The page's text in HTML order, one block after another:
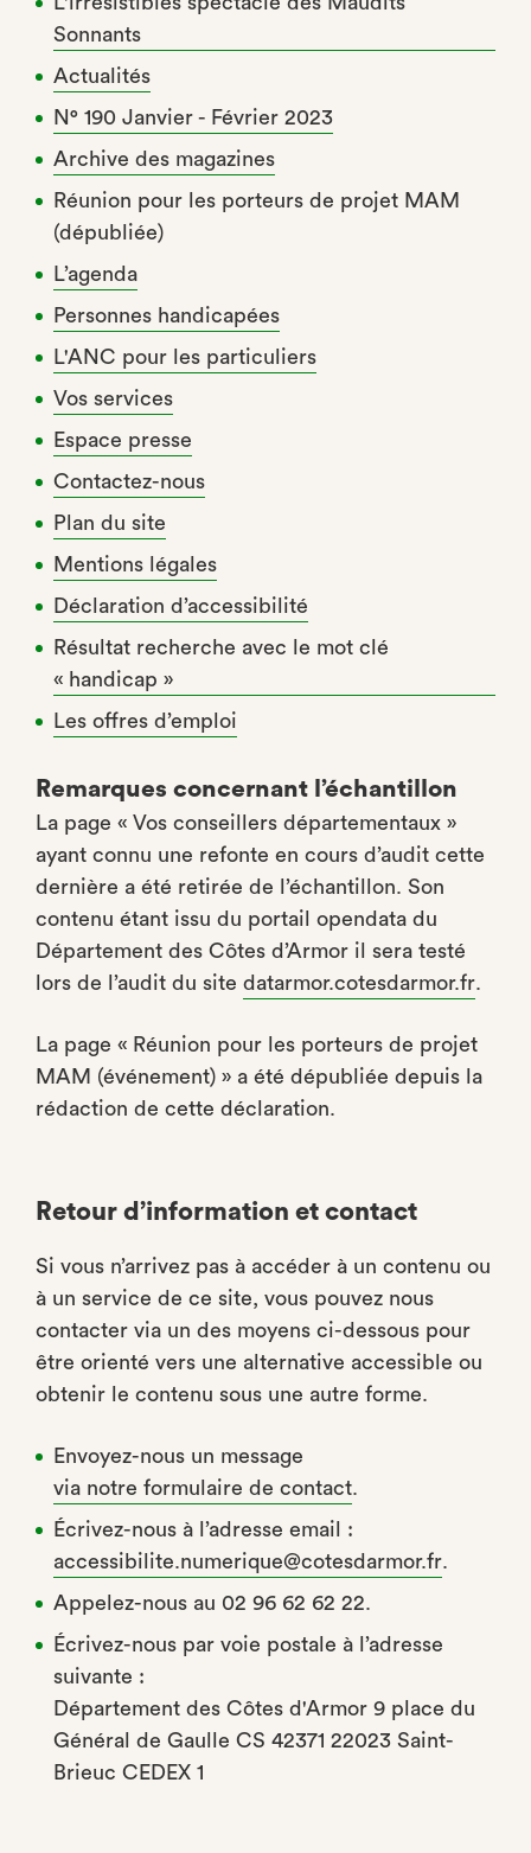
Sonnants
Actualités
N° 190 Janvier - Février 2023
Archive des magazines
Réunion pour les porteurs de projet MAM
(dépubliée)
L’agenda
Personnes handicapées
L'ANC pour les particuliers
Vos services
Espace presse
Contactez-nous
Plan du site
Mentions légales
Déclaration d’accessibilité
Résultat recherche avec le mot clé
« handicap »
Les offres d’emploi
Remarques concernant l’échantillon
La page « Vos conseillers départementaux »
ayant connu une refonte en cours d’audit cette
dernière a été retirée de l’échantillon. Son
contenu étant issu du portail opendata du
Département des Côtes d’Armor il sera testé
lors de l’audit du site datarmor.cotesdarmor.fr.
La page « Réunion pour les porteurs de projet
MAM (événement) » a été dépubliée depuis la
rédaction de cette déclaration.
Retour d’information et contact
Si vous n’arrivez pas à accéder à un contenu ou
à un service de ce site, vous pouvez nous
contacter via un des moyens ci-dessous pour
être orienté vers une alternative accessible ou
obtenir le contenu sous une autre forme.
Envoyez-nous un message
via notre formulaire de contact.
Écrivez-nous à l’adresse email :
accessibilite.numerique@cotesdarmor.fr.
Appelez-nous au 02 96 62 62 22.
Écrivez-nous par voie postale à l’adresse
suivante :
Département des Côtes d'Armor 9 place du
Général de Gaulle CS 42371 22023 Saint-
Brieuc CEDEX 1